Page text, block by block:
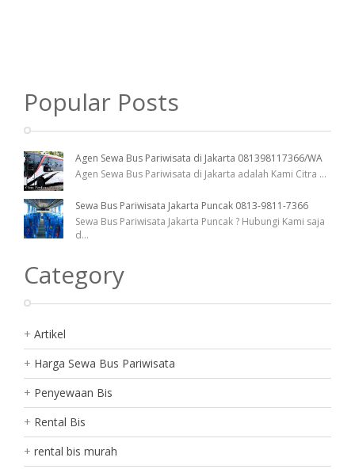
Popular Posts
Agen Sewa Bus Pariwisata di Jakarta 081398117366/WA
Agen Sewa Bus Pariwisata di Jakarta adalah Kami Citra ...
Sewa Bus Pariwisata Jakarta Puncak 0813-9811-7366
Sewa Bus Pariwisata Jakarta Puncak ? Hubungi Kami saja
d...
Category
Artikel
Harga Sewa Bus Pariwisata
Penyewaan Bis
Rental Bis
rental bis murah